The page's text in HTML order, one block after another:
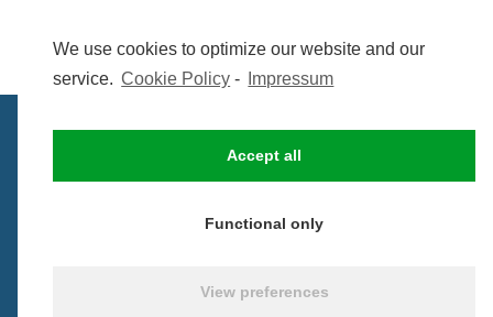
We use cookies to optimize our website and our
service. Cookie Policy - Impressum
Accept all
Functional only
View preferences
UVIJETI KORIŠTENJA COOKIE POLICY (EU)